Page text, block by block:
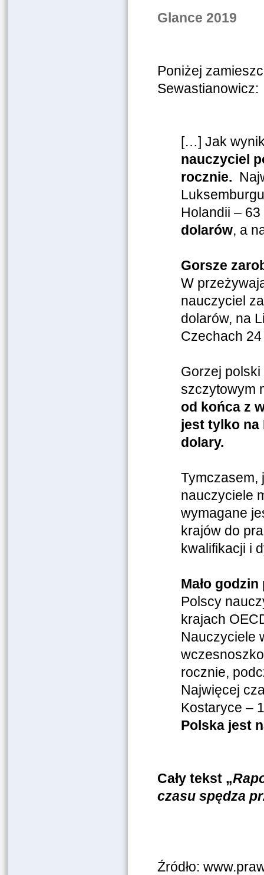
Glance 2019
Poniżej
Sewastianowicz:
[…] Jak
nauczyciel
rocznie.
Holandii –
dolarów, a
Gorsze
W
nauczyciel
dolarów, na
Czechach
Gorzej
szczytowym
od końca z
jest tylko na
dolary.
nauczyciele
wymagane
krajów do
kwalifikacji i
Mało
Polscy
krajach
Nauczyciele
rocznie,
Najwięcej
Kostaryce –
Polska jest
Cały tekst „
czasu spędza
Źródło: